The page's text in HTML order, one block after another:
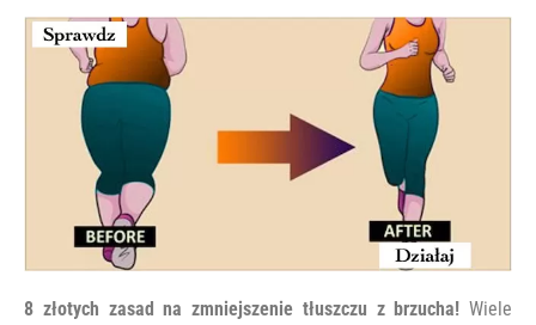
8 złotych zasad na zmniejszenie tłuszczu z brzucha! Wiele